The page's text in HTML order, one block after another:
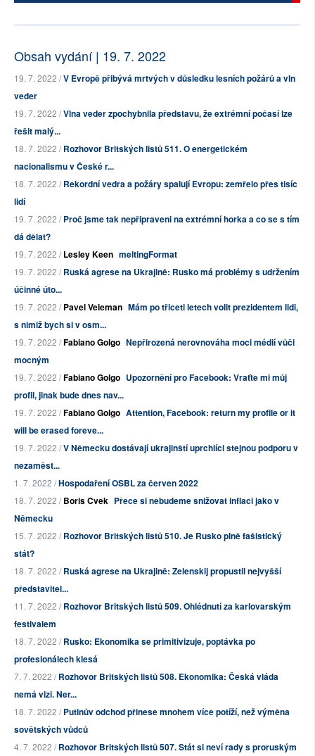
Obsah vydání | 19. 7. 2022
19. 7. 2022 /V Evropě přibývá mrtvých v důsledku lesních požárů a vln
veder
19. 7. 2022 /Vlna veder zpochybnila představu, že extrémní počasí lze
řešit malý...
18. 7. 2022 /Rozhovor Britských listů 511. O energetickém
nacionalismu v České r...
18. 7. 2022 /Rekordní vedra a požáry spalují Evropu: zemřelo přes tisíc
lidí
19. 7. 2022 /Proč jsme tak nepřipraveni na extrémní horka a co se s tím
dá dělat?
19. 7. 2022 /Lesley Keen meltingFormat
19. 7. 2022 /Ruská agrese na Ukrajině: Rusko má problémy s udržením
účinné úto...
19. 7. 2022 /Pavel Veleman Mám po třiceti letech volit prezidentem lidi,
s nimiž bych si v osm...
19. 7. 2022 /Fabiano Golgo Nepřirozená nerovnováha moci médií vůči
mocným
19. 7. 2022 /Fabiano Golgo Upozornění pro Facebook: Vraťte mi můj
profil, jinak bude dnes nav...
19. 7. 2022 /Fabiano Golgo Attention, Facebook: return my profile or it
will be erased foreve...
19. 7. 2022 /V Německu dostávají ukrajinští uprchlíci stejnou podporu v
nezaměst...
1. 7. 2022 /Hospodaření OSBL za červen 2022
18. 7. 2022 /Boris Cvek Přece si nebudeme snižovat inflaci jako v
Německu
15. 7. 2022 /Rozhovor Britských listů 510. Je Rusko plně fašistický
stát?
18. 7. 2022 /Ruská agrese na Ukrajině: Zelenskij propustil nejvyšší
představitel...
11. 7. 2022 /Rozhovor Britských listů 509. Ohlédnutí za karlovarským
festivalem
18. 7. 2022 /Rusko: Ekonomika se primitivizuje, poptávka po
profesionálech klesá
7. 7. 2022 /Rozhovor Britských listů 508. Ekonomika: Česká vláda
nemá vizi. Ner...
18. 7. 2022 /Putinův odchod přinese mnohem více potíží, než výměna
sovětských vůdců
4. 7. 2022 /Rozhovor Britských listů 507. Stát si neví rady s proruským